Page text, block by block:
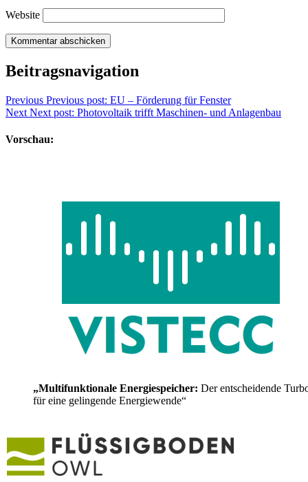
Website
Beitragsnavigation
Previous Previous post: EU – Förderung für Fenster
Next Next post: Photovoltaik trifft Maschinen- und Anlagenbau
Vorschau:
„Multifunktionale Energiespeicher: Der entscheidende
für eine gelingende Energiewende“